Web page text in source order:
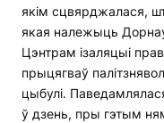
якім сцвярджалася,
якая належыць
Цэнтрам ізаляцыі
прыцягваў
цыбулі.
ў дзень, пры гэтым